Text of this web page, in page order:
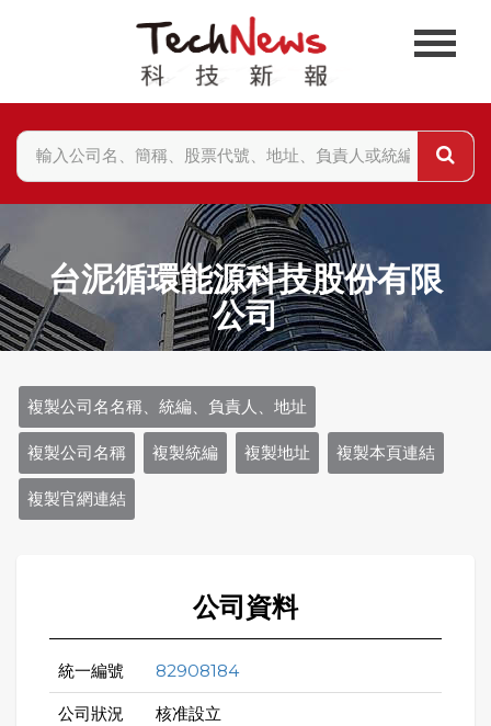
台泥循環能源科技股份有限
公司
複製公司名名稱、統編、負責人、地址
複製公司名稱 複製統編 複製地址 複製本頁連結
複製官網連結
公司資料
統一編號 82908184
公司狀況
核准設立